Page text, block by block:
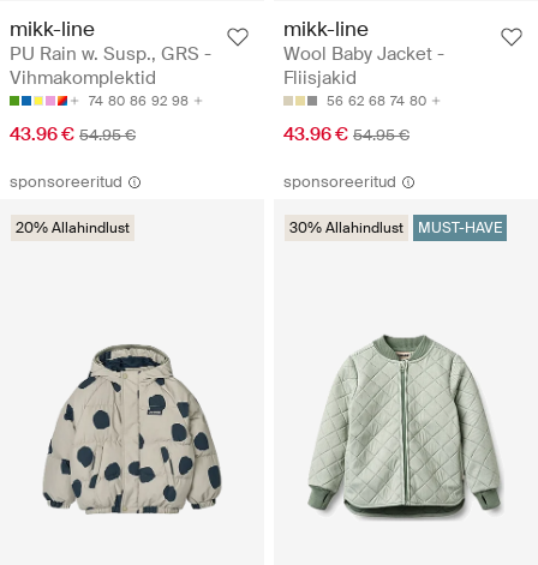
mikk-line
PU Rain w. Susp., GRS -
Vihmakomplektid
74 80 86 92 98
43.96 € 54.95 €
mikk-line
Wool Baby Jacket -
Fliisjakid
56 62 68 74 80
43.96 € 54.95 €
sponsoreeritud
20% Allahindlust
sponsoreeritud
30% Allahindlust MUST-HAVE